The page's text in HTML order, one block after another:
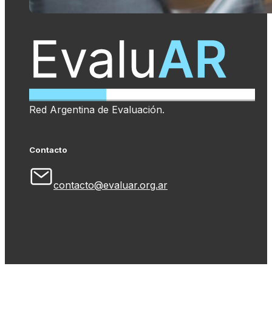
Red Argentina de Evaluación.
Contacto
contacto@evaluar.org.ar